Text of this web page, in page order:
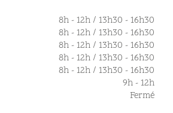
8h - 12h / 13h30 - 16h30
8h - 12h / 13h30 - 16h30
8h - 12h / 13h30 - 16h30
8h - 12h / 13h30 - 16h30
8h - 12h / 13h30 - 16h30
9h - 12h
Fermé